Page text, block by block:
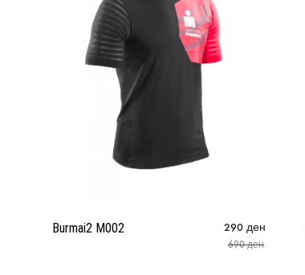
Burmai2 M002 290 ден
690ден